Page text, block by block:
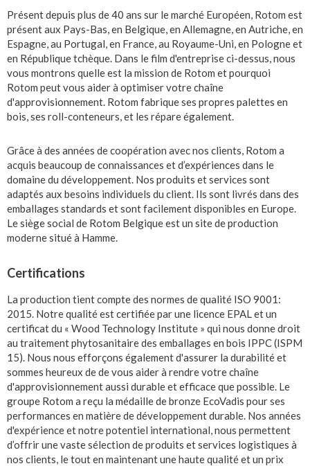
Présent depuis plus de 40 ans sur le marché Européen, Rotom est
présent aux Pays-Bas, en Belgique, en Allemagne, en Autriche, en
Espagne, au Portugal, en France, au Royaume-Uni, en Pologne et
en République tchèque. Dans le film d'entreprise ci-dessus, nous
vous montrons quelle est la mission de Rotom et pourquoi
Rotom peut vous aider à optimiser votre chaîne
d'approvisionnement. Rotom fabrique ses propres palettes en
bois, ses roll-conteneurs, et les répare également.
Grâce à des années de coopération avec nos clients, Rotom a
acquis beaucoup de connaissances et d’expériences dans le
domaine du développement. Nos produits et services sont
adaptés aux besoins individuels du client. Ils sont livrés dans des
emballages standards et sont facilement disponibles en Europe.
Le siège social de Rotom Belgique est un site de production
moderne situé à Hamme.
Certifications
La production tient compte des normes de qualité ISO 9001:
2015. Notre qualité est certifiée par une licence EPAL et un
certificat du « Wood Technology Institute » qui nous donne droit
au traitement phytosanitaire des emballages en bois IPPC (ISPM
15). Nous nous efforçons également d'assurer la durabilité et
sommes heureux de de vous aider à rendre votre chaîne
d'approvisionnement aussi durable et efficace que possible. Le
groupe Rotom a reçu la médaille de bronze EcoVadis pour ses
performances en matière de développement durable. Nos années
d'expérience et notre potentiel international, nous permettent
d’offrir une vaste sélection de produits et services logistiques à
nos clients, le tout en maintenant une haute qualité et un prix